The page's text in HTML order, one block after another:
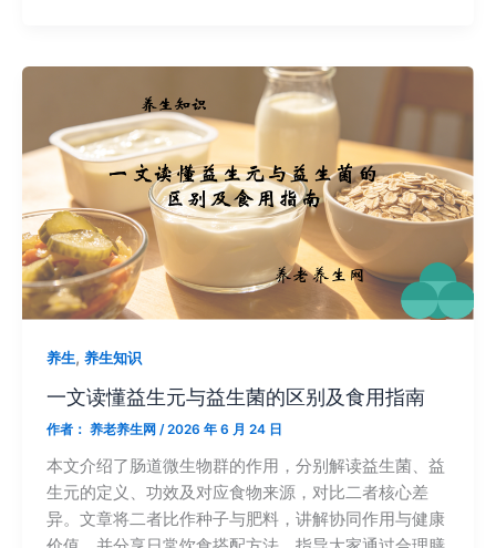
养生, 养生知识
一文读懂益生元与益生菌的区别及食用指南
作者： 养老养生网 /2026 年 6 月 24 日
本文介绍了肠道微生物群的作用，分别解读益生菌、益
生元的定义、功效及对应食物来源，对比二者核心差
异。文章将二者比作种子与肥料，讲解协同作用与健康